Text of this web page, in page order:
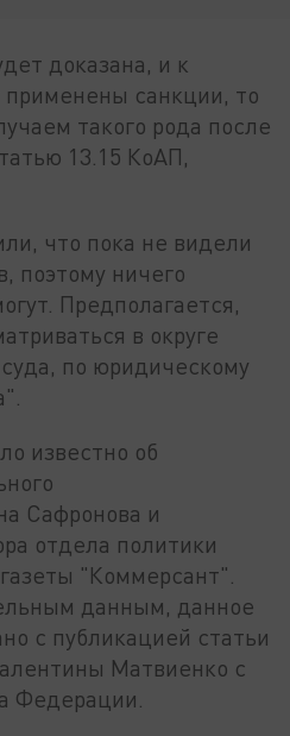
доказана, и к
санкции, то
такого рода после
13.15 КоАП,
что пока не видели
поэтому ничего
Предполагается,
в округе
по юридическому
известно об
Сафронова и
отдела политики
"Коммерсант".
данным, данное
с публикацией статьи
Матвиенко с
Федерации.